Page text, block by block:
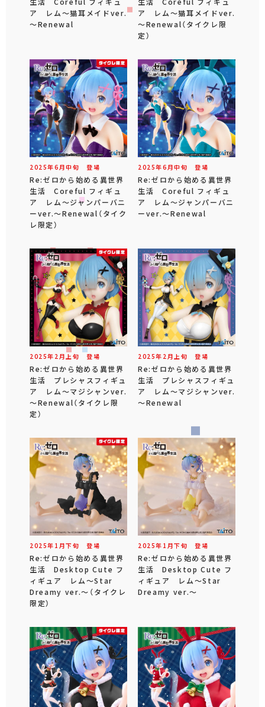
ア レム～猫耳メイドver.
～Renewal
ア レム～猫耳メイドver.
～Renewal（タイクレ限
定）
2025年6 月中旬 登場
Re:ゼロから始める異世界
生活 Coreful フィギュ
ア レム～ジャンパーバニ
ーver.～Renewal（タイク
レ限定）
2025年6 月中旬 登場
Re:ゼロから始める異世界
生活 Coreful フィギュ
ア レム～ジャンパーバニ
ーver.～Renewal
2025年 2 月 上旬 登場
Re:ゼロから始める異世界
生活 プレシャスフィギュ
ア レム～マジシャンver.
～Renewal（タイクレ限
定）
2025年 2 月 上旬 登場
Re:ゼロから始める異世界
生活 プレシャスフィギュ
ア レム～マジシャンver.
～Renewal
2025年 1 月下旬 登場
Re:ゼロから始める異世界
生活 Desktop Cute フ
ィギュア レム～Star
Dreamy ver.～（タイクレ
限定）
2025年 1 月下旬 登場
Re:ゼロから始める異世界
生活 Desktop Cute フ
ィギュア レム～Star
Dreamy ver.～